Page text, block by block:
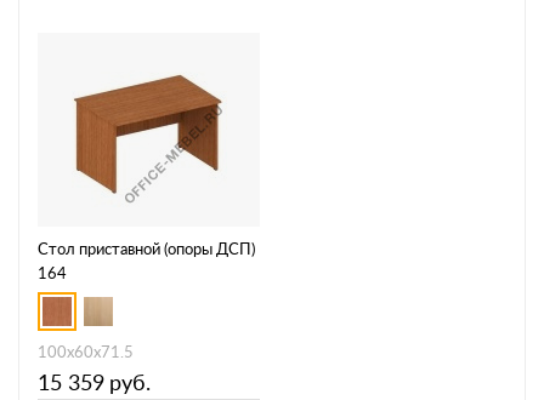
Стол приставной (опоры ДСП)
164
100x60x71.5
15 359 руб.